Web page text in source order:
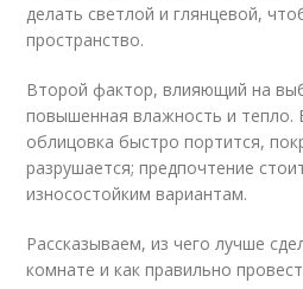
делать светлой и глянцевой,
пространство.
Второй фактор, влияющий на
повышенная влажность и тепло.
облицовка быстро портится,
разрушается; предпочтение
износостойким вариантам.
Рассказываем, из чего лучше
комнате и как правильно